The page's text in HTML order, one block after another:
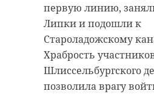
первую линию,
Липки и подошли к
Староладожскому
Храбрость
Шлиссельбургского
позволила врагу